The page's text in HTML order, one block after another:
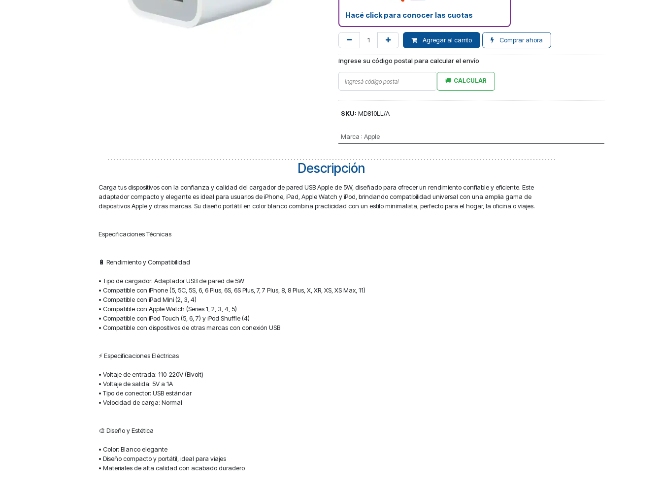
Hacé click para conocer las cuotas
Agregar al carrito Comprar ahora
Ingrese su código postal para calcular el envío
CALCULAR
SKU: MD810LL/A
Marca : Apple
Descripción
Carga tus dispositivos con la confianza y calidad del cargador de pared USB Apple de 5W, diseñado para ofrecer un rendimiento confiable y eficiente. Este
adaptador compacto y elegante es ideal para usuarios de iPhone, iPad, Apple Watch y iPod, brindando compatibilidad universal con una amplia gama de
dispositivos Apple y otras marcas. Su diseño portátil en color blanco combina practicidad con un estilo minimalista, perfecto para el hogar, la oficina o viajes.
Especificaciones Técnicas
🔋 Rendimiento y Compatibilidad
• Tipo de cargador: Adaptador USB de pared de 5W
• Compatible con iPhone (5, 5C, 5S, 6, 6 Plus, 6S, 6S Plus, 7, 7 Plus, 8, 8 Plus, X, XR, XS, XS Max, 11)
• Compatible con iPad Mini (2, 3, 4)
• Compatible con Apple Watch (Series 1, 2, 3, 4, 5)
• Compatible con iPod Touch (5, 6, 7) y iPod Shuffle (4)
• Compatible con dispositivos de otras marcas con conexión USB
⚡️ Especificaciones Eléctricas
• Voltaje de entrada: 110-220V (Bivolt)
• Voltaje de salida: 5V a 1A
• Tipo de conector: USB estándar
• Velocidad de carga: Normal
🎨 Diseño y Estética
• Color: Blanco elegante
• Diseño compacto y portátil, ideal para viajes
• Materiales de alta calidad con acabado duradero